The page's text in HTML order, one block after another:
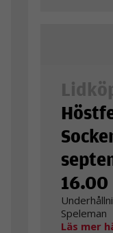
16.00
Speleman
Läs mer